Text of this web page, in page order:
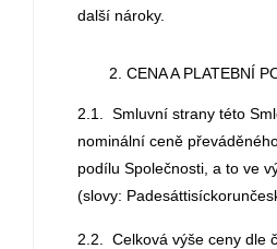
další nároky.
CENA A PLATEBNÍ
2.1. Smluvní strany této
nominální ceně
podílu Společnosti, a to ve
(slovy:
2.2. Celková výše ceny dle